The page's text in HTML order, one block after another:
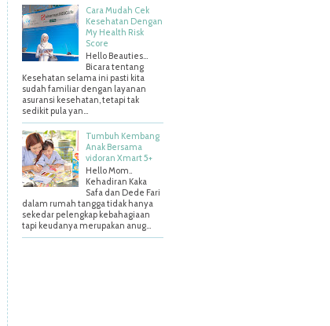
Cara Mudah Cek
Kesehatan Dengan
My Health Risk
Score
Hello Beauties…
Bicara tentang
Kesehatan selama ini pasti kita
sudah familiar dengan layanan
asuransi kesehatan, tetapi tak
sedikit pula yan...
Tumbuh Kembang
Anak Bersama
vidoran Xmart 5+
Hello Mom..
Kehadiran Kaka
Safa dan Dede Fari
dalam rumah tangga tidak hanya
sekedar pelengkap kebahagiaan
tapi keudanya merupakan anug...